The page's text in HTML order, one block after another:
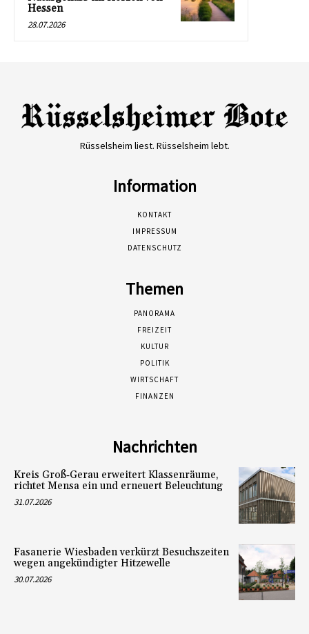
Hessen
28.07.2026
Rüsselsheim liest. Rüsselsheim lebt.
Information
KONTAKT
IMPRESSUM
DATENSCHUTZ
Themen
PANORAMA
FREIZEIT
KULTUR
POLITIK
WIRTSCHAFT
FINANZEN
Nachrichten
Kreis Groß‑Gerau erweitert Klassenräume,
richtet Mensa ein und erneuert Beleuchtung
31.07.2026
Fasanerie Wiesbaden verkürzt Besuchszeiten
wegen angekündigter Hitzewelle
30.07.2026